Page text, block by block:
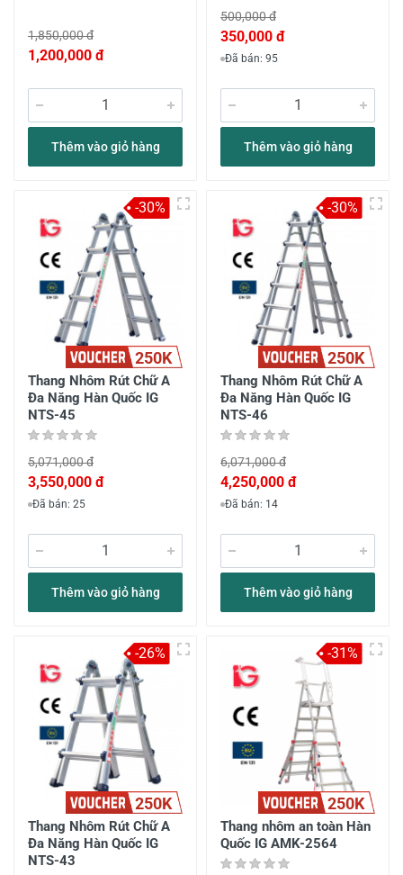
1,850,000 đ
1,200,000 đ
Thêm vào giỏ hàng
500,000 đ
350,000 đ
Đã bán: 95
Thêm vào giỏ hàng
250K
Thang Nhôm Rút Chữ A
Đa Năng Hàn Quốc IG
NTS-45
5,071,000 đ
3,550,000 đ
Đã bán: 25
Thêm vào giỏ hàng
-30%
250K
Thang Nhôm Rút Chữ A
Đa Năng Hàn Quốc IG
NTS-46
6,071,000 đ
4,250,000 đ
Đã bán: 14
Thêm vào giỏ hàng
-30%
250K
Thang Nhôm Rút Chữ A
Đa Năng Hàn Quốc IG
NTS-43
-26%
250K
Thang nhôm an toàn Hàn
Quốc IG AMK-2564
-31%